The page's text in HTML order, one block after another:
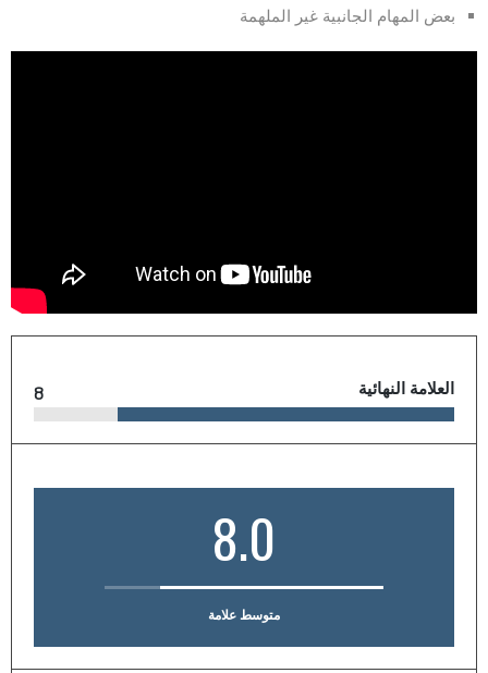
بعض المهام الجانبية غير الملهمة
العلامة النهائية 8
8.0
متوسط علامة